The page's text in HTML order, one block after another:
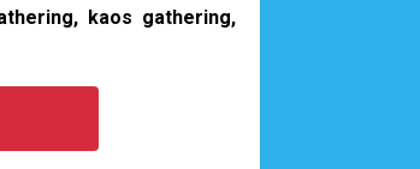
kaos gathering,